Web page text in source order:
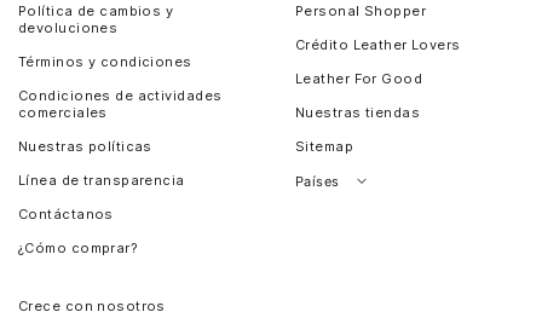
Política de cambios y
devoluciones
Términos y condiciones
Condiciones de actividades
comerciales
Nuestras políticas
Línea de transparencia
Contáctanos
¿Cómo comprar?
Personal Shopper
Crédito Leather Lovers
Leather For Good
Nuestras tiendas
Sitemap
Países
Crece con nosotros